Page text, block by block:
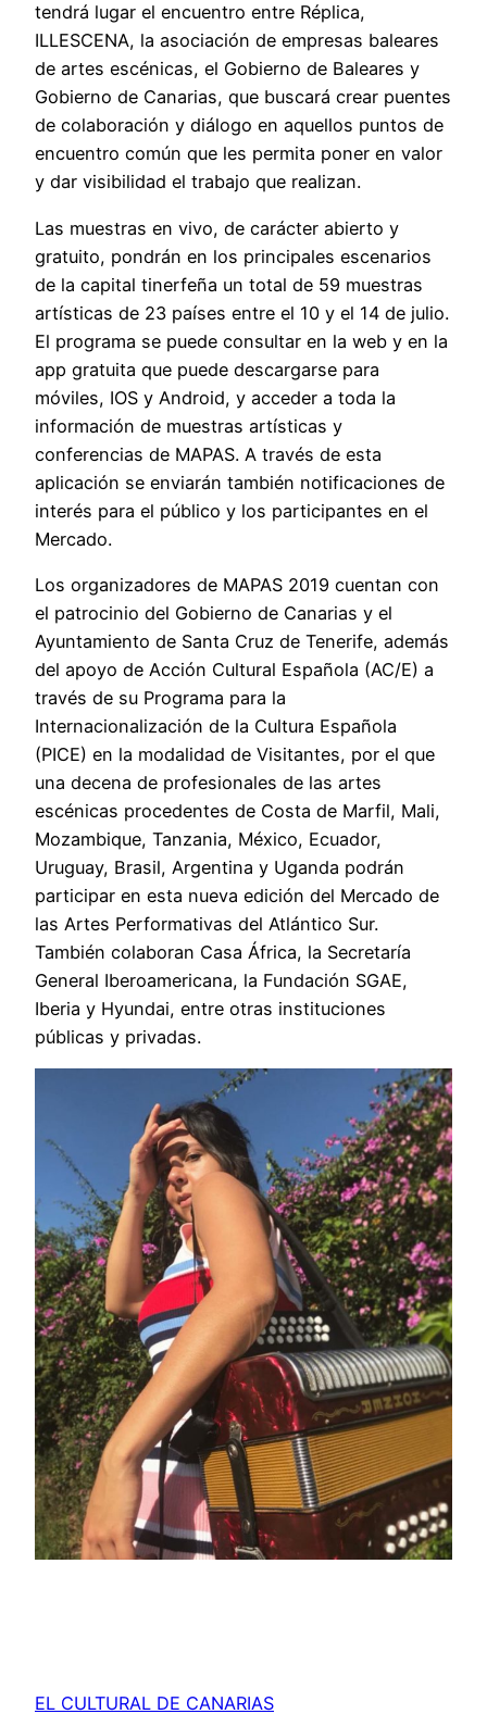
tendrá lugar el encuentro entre Réplica,
ILLESCENA, la asociación de empresas baleares
de artes escénicas, el Gobierno de Baleares y
Gobierno de Canarias, que buscará crear puentes
de colaboración y diálogo en aquellos puntos de
encuentro común que les permita poner en valor
y dar visibilidad el trabajo que realizan.
Las muestras en vivo, de carácter abierto y
gratuito, pondrán en los principales escenarios
de la capital tinerfeña un total de 59 muestras
artísticas de 23 países entre el 10 y el 14 de julio.
El programa se puede consultar en la web y en la
app gratuita que puede descargarse para
móviles, IOS y Android, y acceder a toda la
información de muestras artísticas y
conferencias de MAPAS. A través de esta
aplicación se enviarán también notificaciones de
interés para el público y los participantes en el
Mercado.
Los organizadores de MAPAS 2019 cuentan con
el patrocinio del Gobierno de Canarias y el
Ayuntamiento de Santa Cruz de Tenerife, además
del apoyo de Acción Cultural Española (AC/E) a
través de su Programa para la
Internacionalización de la Cultura Española
(PICE) en la modalidad de Visitantes, por el que
una decena de profesionales de las artes
escénicas procedentes de Costa de Marfil, Mali,
Mozambique, Tanzania, México, Ecuador,
Uruguay, Brasil, Argentina y Uganda podrán
participar en esta nueva edición del Mercado de
las Artes Performativas del Atlántico Sur.
También colaboran Casa África, la Secretaría
General Iberoamericana, la Fundación SGAE,
Iberia y Hyundai, entre otras instituciones
públicas y privadas.
EL CULTURAL DE CANARIAS